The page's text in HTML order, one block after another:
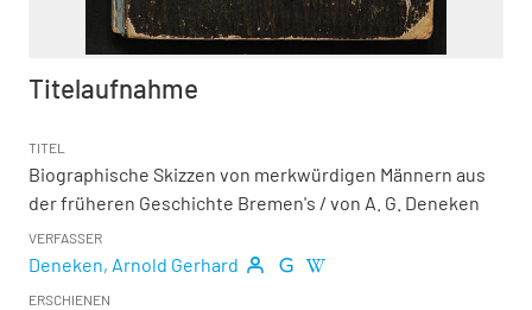
Titelaufnahme
TITEL
Biographische Skizzen von merkwürdigen Männern aus
der früheren Geschichte Bremen's / von A. G. Deneken
VERFASSER
Deneken, Arnold Gerhard
ERSCHIENEN